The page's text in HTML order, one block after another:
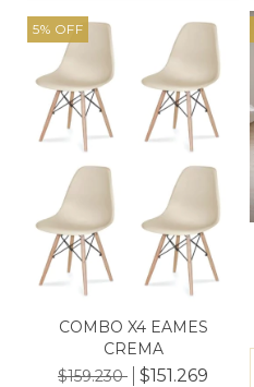
5% OFF
COMBO X4 EAMES
CREMA
$159.230
$151.269